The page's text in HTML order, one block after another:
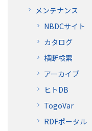
メンテナンス
NBDCサイト
カタログ
横断検索
アーカイブ
ヒトDB
TogoVar
RDFポータル